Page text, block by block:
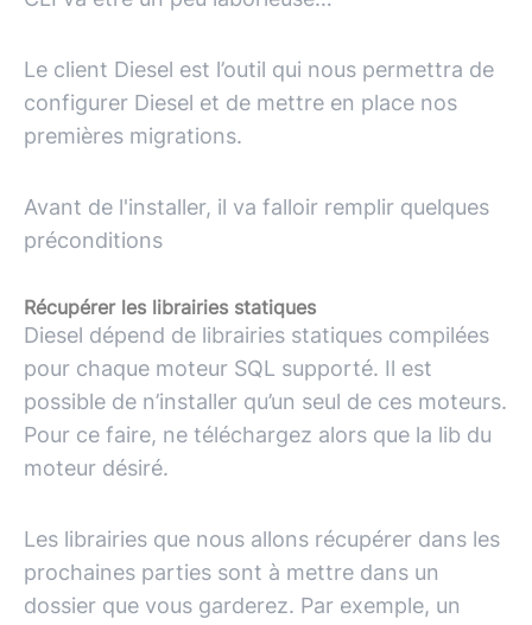
Le client Diesel est l’outil qui nous permettra de
configurer Diesel et de mettre en place nos
premières migrations.
Avant de l'installer, il va falloir remplir quelques
préconditions
Récupérer les librairies statiques
Diesel dépend de librairies statiques compilées
pour chaque moteur SQL supporté. Il est
possible de n’installer qu’un seul de ces moteurs.
Pour ce faire, ne téléchargez alors que la lib du
moteur désiré.
Les librairies que nous allons récupérer dans les
prochaines parties sont à mettre dans un
dossier que vous garderez. Par exemple, un